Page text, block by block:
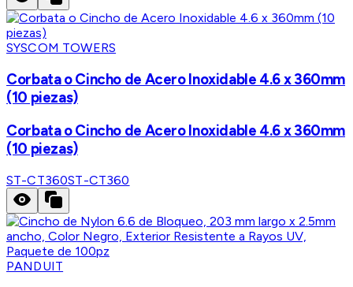
SYSCOM TOWERS
Corbata o Cincho de Acero Inoxidable 4.6 x 360mm
(10 piezas)
Corbata o Cincho de Acero Inoxidable 4.6 x 360mm
(10 piezas)
ST-CT360ST-CT360
PANDUIT